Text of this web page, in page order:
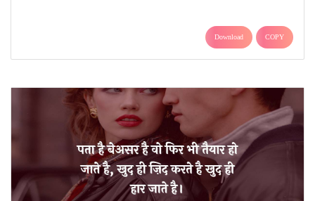
Download COPY